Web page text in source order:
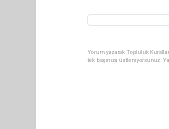
Yorum yazarak Topluluk
tek başınıza üstleniyorsunuz.